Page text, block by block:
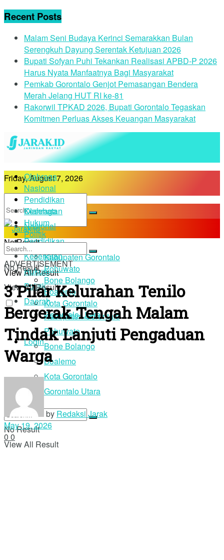
Recent Posts
Malam Seni Budaya Kerinci Semarakkan Bulan
Serengkuh Dayung Serentak Ketujuan 2026
Bupati Sofyan Puhi Tekankan Realisasi APBD-P 2026
Harus Nyata Manfaatnya Bagi Masyarakat
Pemkab Gorontalo Genjot Pemasangan Bendera
Merah Jelang HUT RI ke-81
Rakorwil TPKAD 2026, Bupati Gorontalo Tegaskan
Komitmen Perluas Akses Keuangan Masyarakat
Friday, August 7, 2026
No Result
View All Result
Login
Olahraga
Nasional
Pendidikan
Kesehatan
Hukum
Politik
Daerah
Kabupaten Gorontalo
Pohuwato
Bone Bolango
Boalemo
Kota Gorontalo
Gorontalo Utara
Olahraga
Nasional
Pendidikan
Kesehatan
Hukum
Politik
Daerah
Kabupaten Gorontalo
Pohuwato
Bone Bolango
Boalemo
Kota Gorontalo
Gorontalo Utara
No Result
View All Result
No Result
View All Result
ADVERTISEMENT
3 Pilar Kelurahan Tenilo
Bergerak Tengah Malam
Tindak Lanjuti Pengaduan
Warga
by Redaksi Jarak
May 19, 2026
0 0